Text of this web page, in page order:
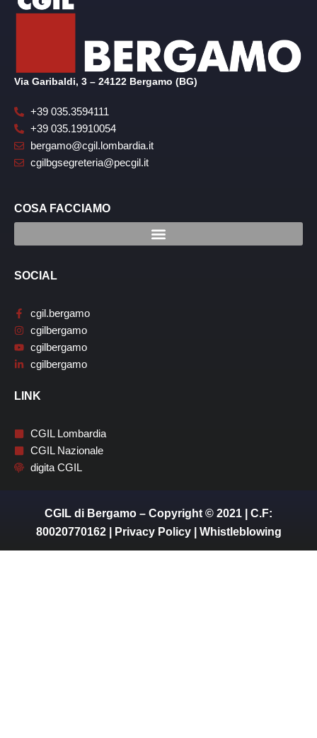
Via Garibaldi, 3 – 24122 Bergamo (BG)
+39 035.3594111
+39 035.19910054
bergamo@cgil.lombardia.it
cgilbgsegreteria@pecgil.it
COSA FACCIAMO
SOCIAL
cgil.bergamo
cgilbergamo
cgilbergamo
cgilbergamo
LINK
CGIL Lombardia
CGIL Nazionale
digita CGIL
CGIL di Bergamo – Copyright © 2021 | C.F:
80020770162 |
Privacy Policy| Whistleblowing